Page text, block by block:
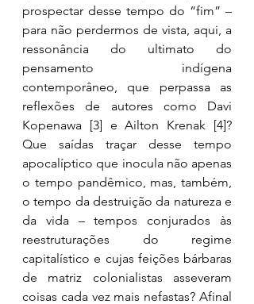
prospectar desse tempo do “fim” –
para não perdermos de vista, aqui, a
ressonância do ultimato do
pensamento indígena
contemporâneo, que perpassa as
reflexões de autores como Davi
Kopenawa [3] e Ailton Krenak [4]?
Que saídas traçar desse tempo
apocalíptico que inocula não apenas
o tempo pandêmico, mas, também,
o tempo da destruição da natureza e
da vida – tempos conjurados às
reestruturações do regime
capitalístico e cujas feições bárbaras
de matriz colonialistas asseveram
coisas cada vez mais nefastas? Afinal